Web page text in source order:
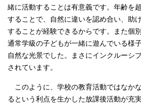
緒に活動することは有意義です。年齢を
することで、自然に違いを認め合い、助
することが経験できるからです。また個
通常学級の子どもが一緒に遊んでいる様
自然な光景でした。まさにインクルーシ
されています。
このように、学校の教育活動ではなか
るという利点を生かした放課後活動が充